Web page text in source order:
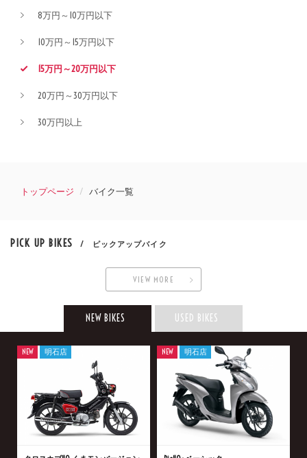
8万円～10万円以下
10万円～15万円以下
15万円～20万円以下
20万円～30万円以下
30万円以上
トップページ バイク一覧
PICK UP BIKES / ピックアップバイク
VIEW MORE
NEW BIKES USED BIKES
NEW 明石店 NEW 明石店